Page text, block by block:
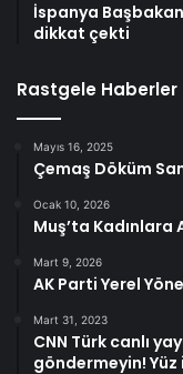
İspanya
dikkat çekti
Rastgele Haberler
Mayıs 16, 2025
Çemaş Döküm
Ocak 10, 2026
Muş’ta Kadınlara
Mart 9, 2026
AK Parti Yerel
Mart 31, 2023
CNN Türk canlı
göndermeyin!